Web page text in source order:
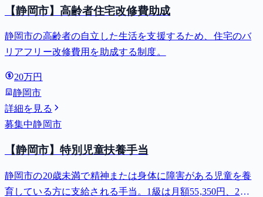
【静岡市】高齢者住宅改修費助成
静岡市の高齢者の自立した生活を支援するため、住宅のバ
リアフリー改修費用を助成する制度。
20万円
静岡市
詳細を見る
募集中静岡市
【静岡市】特別児童扶養手当
静岡市の20歳未満で精神または身体に障害がある児童を養
育している方に支給される手当。1級は月額55,350円、2級